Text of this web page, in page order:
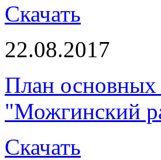
Скачать
22.08.2017
План
"Можгинский
Скачать